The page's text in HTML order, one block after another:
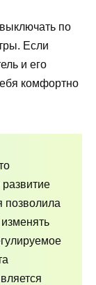
по
Если
и его
комфортно
позволила